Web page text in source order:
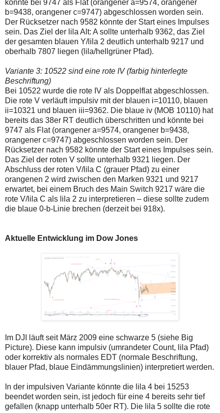
könnte bei 9747 als Flat (orangener a=9574, orangener
b=9438, orangener c=9747) abgeschlossen worden sein.
Der Rücksetzer nach 9582 könnte der Start eines Impulses
sein. Das Ziel der lila Alt: A sollte unterhalb 9362, das Ziel
der gesamten blauen Y/lila 2 deutlich unterhalb 9217 und
oberhalb 7807 liegen (lila/hellgrüner Pfad).
Variante 3: 10522 sind eine rote IV (farbig hinterlegte
Beschriftung)
Bei 10522 wurde die rote IV als Doppelflat abgeschlossen.
Die rote V verläuft impulsiv mit der blauen i=10110, blauen
ii=10321 und blauen iii=9362. Die blaue iv (MOB 10110) hat
bereits das 38er RT deutlich überschritten und könnte bei
9747 als Flat (orangener a=9574, orangener b=9438,
orangener c=9747) abgeschlossen worden sein. Der
Rücksetzer nach 9582 könnte der Start eines Impulses sein.
Das Ziel der roten V sollte unterhalb 9321 liegen. Der
Abschluss der roten V/lila C (grauer Pfad) zu einer
orangenen 2 wird zwischen den Marken 9321 und 9217
erwartet, bei einem Bruch des Main Switch 9217 wäre die
rote V/lila C als lila 2 zu interpretieren – diese sollte zudem
die blaue 0-b-Linie brechen (derzeit bei 918x).
Aktuelle Entwicklung im Dow Jones
Im DJI läuft seit März 2009 eine schwarze 5 (siehe Big
Picture). Diese kann impulsiv (umrandeter Count, lila Pfad)
oder korrektiv als normales EDT (normale Beschriftung,
blauer Pfad, blaue Eindämmungslinien) interpretiert werden.
In der impulsiven Variante könnte die lila 4 bei 15253
beendet worden sein, ist jedoch für eine 4 bereits sehr tief
gefallen (knapp unterhalb 50er RT). Die lila 5 sollte die rote